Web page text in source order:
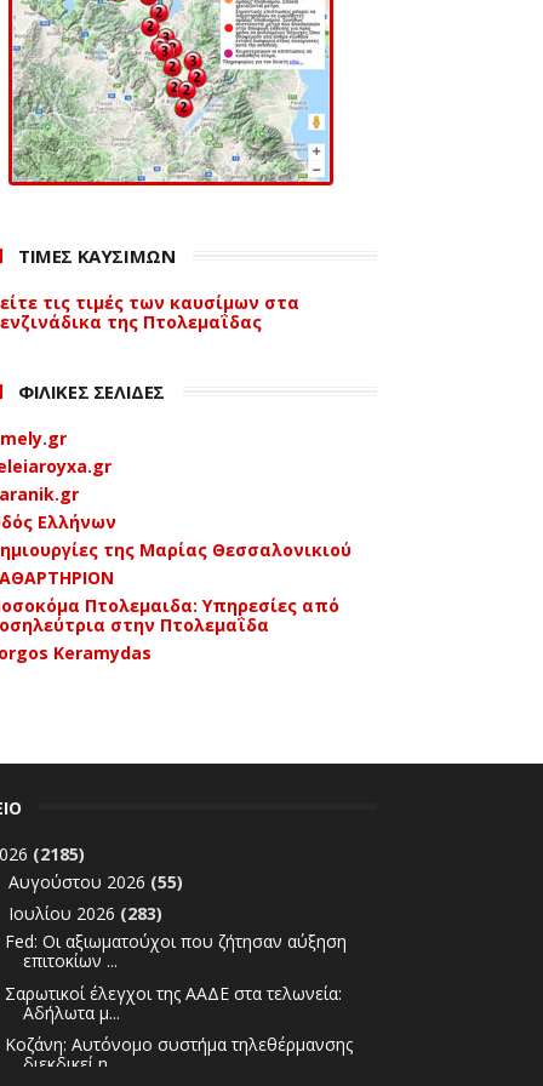
ΤΙΜΕΣ ΚΑΥΣΙΜΩΝ
τις τιμές των καυσίμων στα
της Πτολεμαΐδας
ΦΙΛΙΚΕΣ ΣΕΛΙΔΕΣ
Ελλήνων
της Μαρίας Θεσσαλονικιού
Πτολεμαιδα: Υπηρεσίες από
στην Πτολεμαΐδα
Keramydas
(2185)
Αυγούστου 2026 (55)
Ιουλίου 2026 (283)
Fed: Οι αξιωματούχοι που ζήτησαν αύξηση
επιτοκίων ...
Σαρωτικοί έλεγχοι της ΑΑΔΕ στα τελωνεία:
Αδήλωτα μ...
Κοζάνη: Αυτόνομο συστήμα τηλεθέρμανσης
διεκδικεί η...